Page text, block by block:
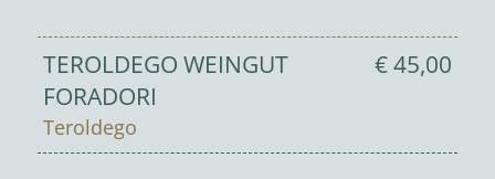
TEROLDEGO WEINGUT
FORADORI
€ 45,00
Teroldego